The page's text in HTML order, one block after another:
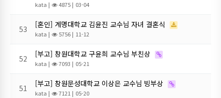
kata | 4875 | 03-04
53 [혼인] 계명대학교 김윤진 교수님 자녀 결혼식
kata | 5756 | 11-12
52 [부고] 창원대학교 구윤희 교수님 부친상
kata | 7093 | 05-21
51 [부고] 창원문성대학교 이상은 교수님 빙부상
kata | 7121 | 05-20